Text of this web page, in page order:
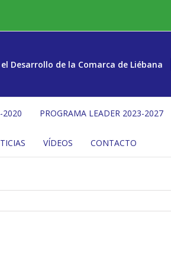
Desarrollo de la Comarca de Liébana
2020 PROGRAMA LEADER 2023-2027
VÍDEOS CONTACTO